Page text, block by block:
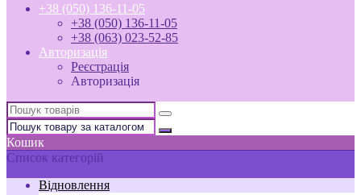
+38 (050) 136-11-05
+38 (050) 136-11-05
+38 (063) 023-52-85
Авторизація
Реєстрація
Авторизація
Кошик
Список категорій
Відновлення